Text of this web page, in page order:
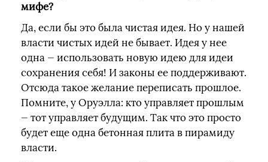
мифе?
Да, если бы это была чистая идея. Но у нашей
власти чистых идей не бывает. Идея у нее
одна — использовать новую идею для идеи
сохранения себя! И законы ее поддерживают.
Отсюда такое желание переписать прошлое.
Помните, у Оруэлла: кто управляет прошлым
— тот управляет будущим. Так что это просто
будет еще одна бетонная плита в пирамиду
власти.